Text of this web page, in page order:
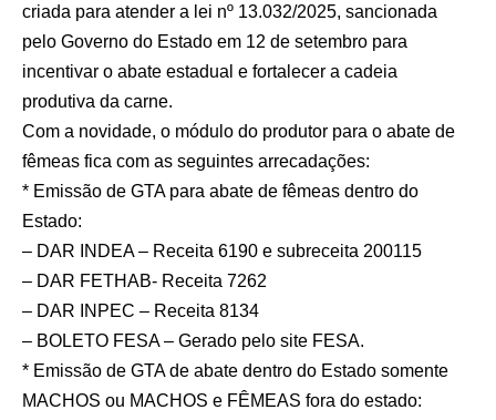
criada para atender a lei nº 13.032/2025, sancionada
pelo Governo do Estado em 12 de setembro para
incentivar o abate estadual e fortalecer a cadeia
produtiva da carne.
Com a novidade, o módulo do produtor para o abate de
fêmeas fica com as seguintes arrecadações:
* Emissão de GTA para abate de fêmeas dentro do
Estado:
– DAR INDEA – Receita 6190 e subreceita 200115
– DAR FETHAB- Receita 7262
– DAR INPEC – Receita 8134
– BOLETO FESA – Gerado pelo site FESA.
* Emissão de GTA de abate dentro do Estado somente
MACHOS ou MACHOS e FÊMEAS fora do estado: